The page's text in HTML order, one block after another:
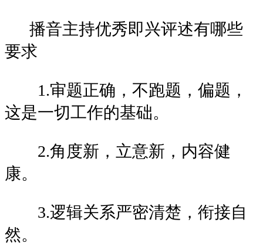
播音主持优秀即兴评述有哪些
要求
1.审题正确，不跑题，偏题，
这是一切工作的基础。
2.角度新，立意新，内容健
康。
3.逻辑关系严密清楚，衔接自
然。